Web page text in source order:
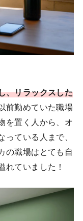
、リラックスした
前勤めていた職場
を置く人から、オ
っている人まで、
の職場はとても自
れていました！